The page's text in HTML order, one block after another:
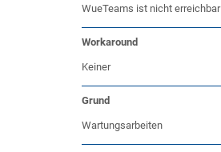
WueTeams ist nicht erreichbar
Workaround
Keiner
Grund
Wartungsarbeiten